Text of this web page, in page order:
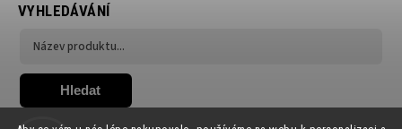
VYHLEDÁVÁNÍ
Hledat